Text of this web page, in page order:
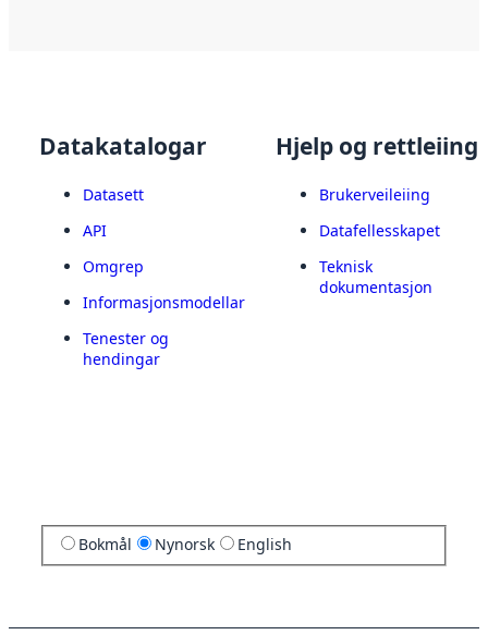
Datakatalogar
Datasett
API
Omgrep
Informasjonsmodellar
Tenester og
hendingar
Hjelp og rettleiing
Brukerveileiing
Datafellesskapet
Teknisk
dokumentasjon
Bokmål Nynorsk English